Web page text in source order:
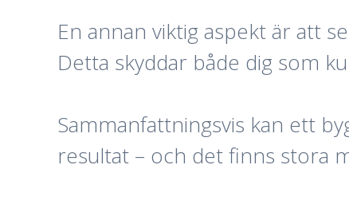
En annan viktig aspekt är att
Detta skyddar både dig som
Sammanfattningsvis kan ett
resultat – och det finns stora